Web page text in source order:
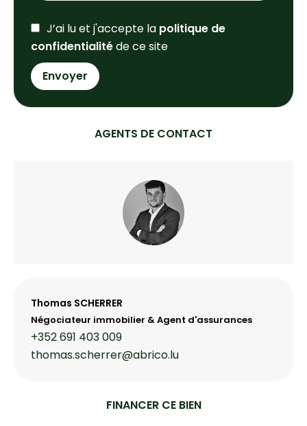
J’ai lu et j'accepte la politique de
confidentialitéde ce site
Envoyer
AGENTS DE CONTACT
Thomas SCHERRER
Négociateur immobilier & Agent d'assurances
+352 691 403 009
thomas.scherrer@abrico.lu
FINANCER CE BIEN